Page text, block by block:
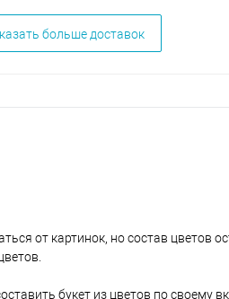
больше доставок
от картинок, но состав цветов
букет из цветов по своему